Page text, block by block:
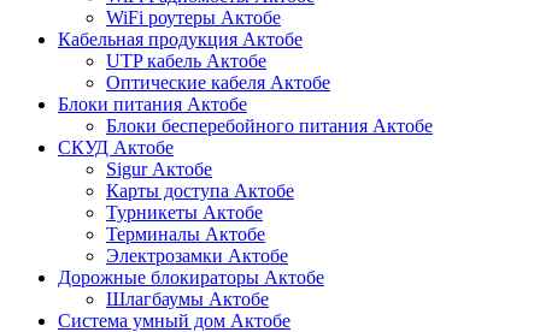
WiFi роутеры Актобе
Кабельная продукция Актобе
UTP кабель Актобе
Оптические кабеля Актобе
Блоки питания Актобе
Блоки бесперебойного питания Актобе
СКУД Актобе
Sigur Актобе
Карты доступа Актобе
Турникеты Актобе
Терминалы Актобе
Электрозамки Актобе
Дорожные блокираторы Актобе
Шлагбаумы Актобе
Система умный дом Актобе